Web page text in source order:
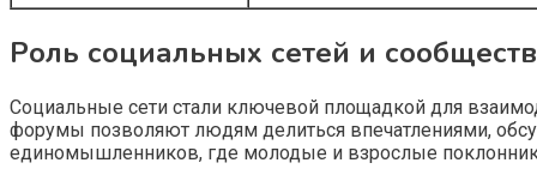
Роль социальных сетей и
Социальные сети стали ключевой площадкой для
форумы позволяют людям делиться впечатлениями,
единомышленников, где молодые и взрослые